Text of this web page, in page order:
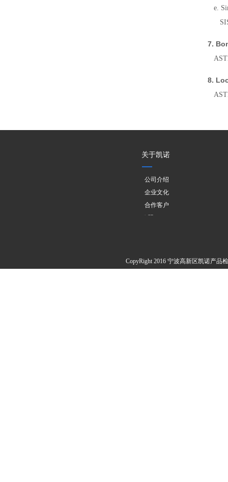
e.
SIS
7.
8.
公司介绍
企业文化
合作客户
CopyRight 2016 宁波高新区凯诺产
关于凯诺